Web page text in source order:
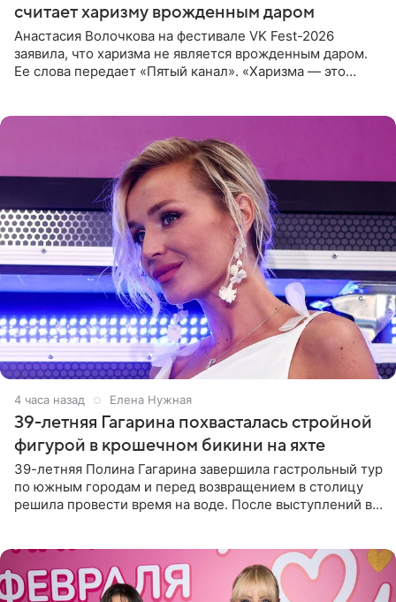
считает харизму врожденным даром
Анастасия Волочкова на фестивале VK Fest-2026
заявила, что харизма не является врожденным даром.
Ее слова передает «Пятый канал». «Харизма — это
4 часа назад Елена Нужная
39-летняя Гагарина похвасталась стройной
фигурой в крошечном бикини на яхте
39-летняя Полина Гагарина завершила гастрольный тур
по южным городам и перед возвращением в столицу
решила провести время на воде. После выступлений в